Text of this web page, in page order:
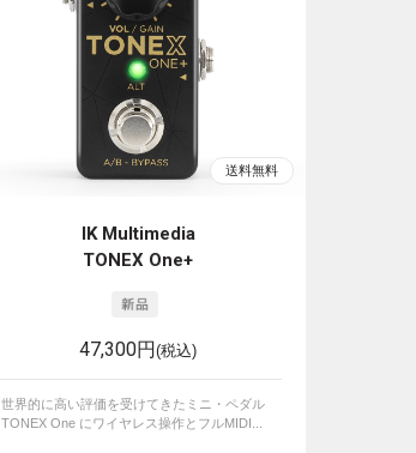
IK Multimedia
TONEX One+
47,300円(税込)
世界的に高い評価を受けてきたミニ・ペダル
TONEX One にワイヤレス操作とフルMIDI...